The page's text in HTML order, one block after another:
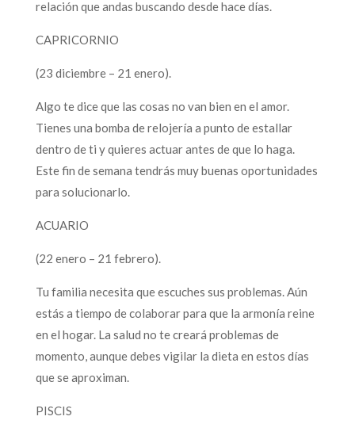
relación que andas buscando desde hace días.
CAPRICORNIO
(23 diciembre – 21 enero).
Algo te dice que las cosas no van bien en el amor.
Tienes una bomba de relojería a punto de estallar
dentro de ti y quieres actuar antes de que lo haga.
Este fin de semana tendrás muy buenas oportunidades
para solucionarlo.
ACUARIO
(22 enero – 21 febrero).
Tu familia necesita que escuches sus problemas. Aún
estás a tiempo de colaborar para que la armonía reine
en el hogar. La salud no te creará problemas de
momento, aunque debes vigilar la dieta en estos días
que se aproximan.
PISCIS